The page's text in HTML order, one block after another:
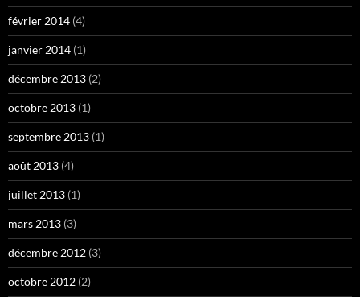
février 2014 (4)
janvier 2014 (1)
décembre 2013 (2)
octobre 2013 (1)
septembre 2013 (1)
août 2013 (4)
juillet 2013 (1)
mars 2013 (3)
décembre 2012 (3)
octobre 2012 (2)